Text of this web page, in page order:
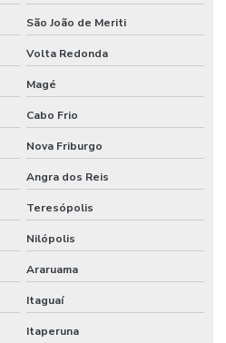
São João de Meriti
Volta Redonda
Magé
Cabo Frio
Nova Friburgo
Angra dos Reis
Teresópolis
Nilópolis
Araruama
Itaguaí
Itaperuna